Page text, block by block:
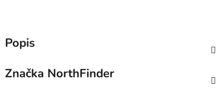
Popis
Značka NorthFinder